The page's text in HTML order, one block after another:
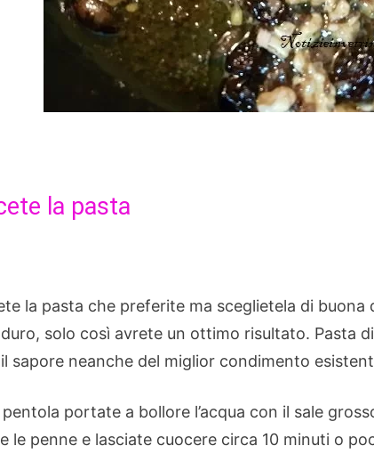
la pasta
la pasta che preferite ma sceglietela di
solo così avrete un ottimo risultato. Pasta
sapore neanche del miglior condimento
portate a bollore l’acqua con il sale
le penne e lasciate cuocere circa 10 minuti o